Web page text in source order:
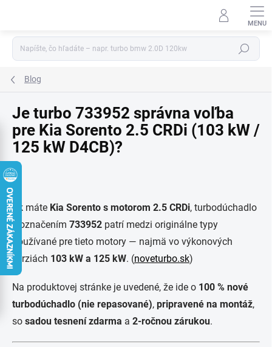
Hľadať
Blog
Je turbo 733952 správna voľba
pre Kia Sorento 2.5 CRDi (103 kW /
125 kW D4CB)?
Ak máte Kia Sorento s motorom 2.5 CRDi, turbodúchadlo
s označením 733952 patrí medzi originálne typy
používané pre tieto motory — najmä vo výkonových
verziách 103 kW a 125 kW. (noveturbo.sk)
Na produktovej stránke je uvedené, že ide o 100 % nové
turbodúchadlo (nie repasované), pripravené na montáž,
so sadou tesnení zdarma a 2-ročnou zárukou.